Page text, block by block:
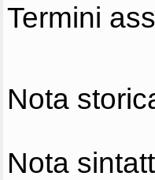
Termini
Nota
Nota